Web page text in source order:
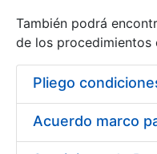
Mostra/Amaga
También podrá
de los procedimientos